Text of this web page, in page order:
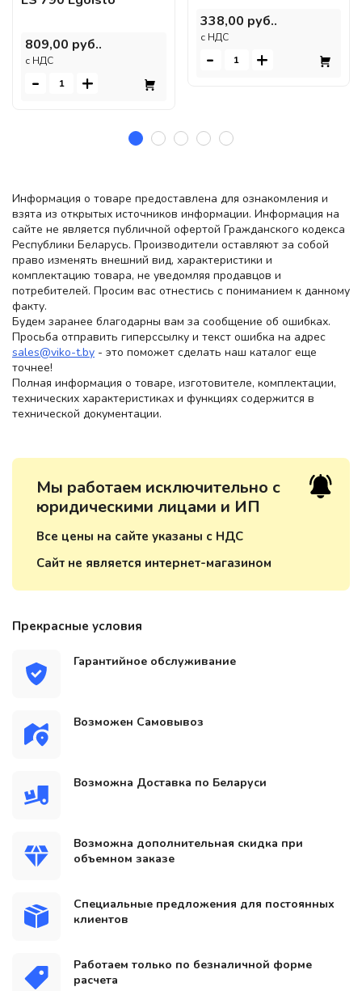
809,00 руб..
c НДС
- +
338,00 руб..
c НДС
- +
Информация о товаре предоставлена для ознакомления и
взята из открытых источников информации. Информация на
сайте не является публичной офертой Гражданского кодекса
Республики Беларусь. Производители оставляют за собой
право изменять внешний вид, характеристики и
комплектацию товара, не уведомляя продавцов и
потребителей. Просим вас отнестись с пониманием к данному
факту.
Будем заранее благодарны вам за сообщение об ошибках.
Просьба отправить гиперссылку и текст ошибка на адрес
sales@viko-t.by - это поможет сделать наш каталог еще
точнее!
Полная информация о товаре, изготовителе, комплектации,
технических характеристиках и функциях содержится в
технической документации.
Мы работаем исключительно с
юридическими лицами и ИП
Все цены на сайте указаны с НДС
Сайт не является интернет-магазином
Прекрасные условия
Гарантийное обслуживание
Возможен Самовывоз
Возможна Доставка по Беларуси
Возможна дополнительная скидка при
объемном заказе
Специальные предложения для постоянных
клиентов
Работаем только по безналичной форме
расчета